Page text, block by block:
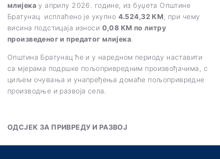
млијекау априлу 2026. године, из буџета Општине
Братунац исплаћено је укупно 4.524,32 КМ, при чему
висина подстицаја износи 0,08 КМ по литру
произведеног и предатог млијека
Општина Братунац ће и у наредном периоду наставити
са мјерама подршке пољопривредним произвођачима, с
циљем очувања и унапређења домаће пољопривредне
производње и развоја села.
ОДСЈЕК ЗА ПРИВРЕДУ И РАЗВОЈ